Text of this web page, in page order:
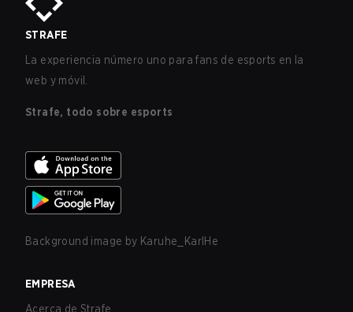
STRAFE
La experiencia número uno para fans de esports en la
web y móvil.
Strafe, todo sobre esports
Background image by Karuhe_KarlHe
EMPRESA
Acerca de Strafe